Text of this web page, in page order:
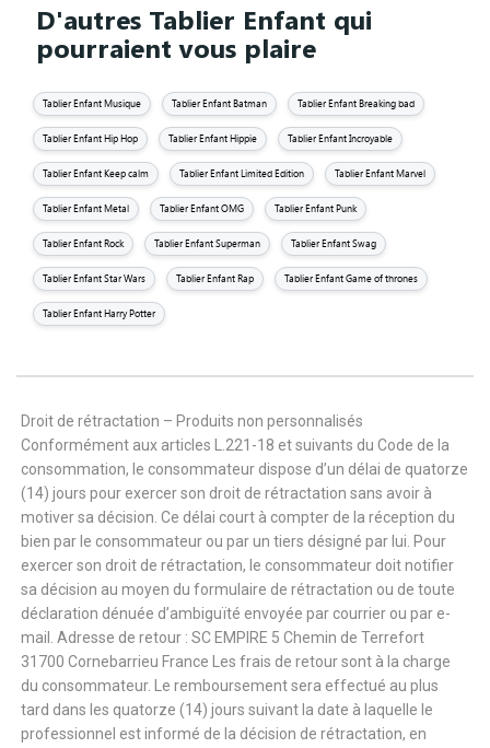
D'autres Tablier Enfant qui
pourraient vous plaire
Tablier Enfant Musique Tablier Enfant Batman Tablier Enfant Breaking bad
Tablier Enfant Hip Hop Tablier Enfant Hippie Tablier Enfant Incroyable
Tablier Enfant Keep calm Tablier Enfant Limited Edition Tablier Enfant Marvel
Tablier Enfant Metal Tablier Enfant OMG Tablier Enfant Punk
Tablier Enfant Rock Tablier Enfant Superman Tablier Enfant Swag
Tablier Enfant Star Wars Tablier Enfant Rap Tablier Enfant Game of thrones
Tablier Enfant Harry Potter
Droit de rétractation – Produits non personnalisés
Conformément aux articles L.221-18 et suivants du Code de la
consommation, le consommateur dispose d’un délai de quatorze
(14) jours pour exercer son droit de rétractation sans avoir à
motiver sa décision. Ce délai court à compter de la réception du
bien par le consommateur ou par un tiers désigné par lui. Pour
exercer son droit de rétractation, le consommateur doit notifier
sa décision au moyen du formulaire de rétractation ou de toute
déclaration dénuée d’ambiguïté envoyée par courrier ou par e-
mail. Adresse de retour : SC EMPIRE 5 Chemin de Terrefort
31700 Cornebarrieu France Les frais de retour sont à la charge
du consommateur. Le remboursement sera effectué au plus
tard dans les quatorze (14) jours suivant la date à laquelle le
professionnel est informé de la décision de rétractation, en